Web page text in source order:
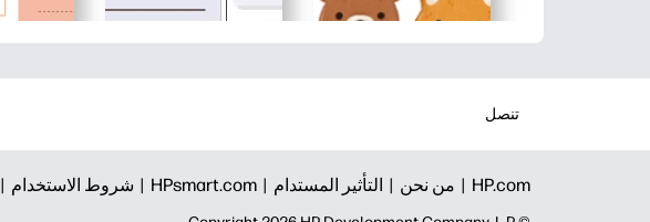
تنصل
HP.com | من نحن | التأثير المستدام | HPsmart.com | شروط الاستخدام |